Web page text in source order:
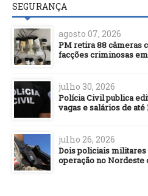
SEGURANÇA
agosto 07, 2026
PM retira 88 câmeras
facções criminosas
julho 30, 2026
Polícia Civil publica
vagas e salários de até
julho 26, 2026
Dois policiais militares
operação no Nordeste